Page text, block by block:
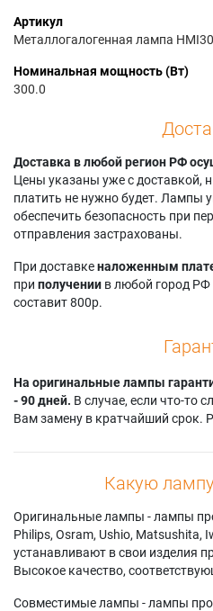
Артикул
Металлогалогенная лампа
Номинальная мощность (Вт)
300.0
Доставка в любой регион РФ
Цены указаны уже с доставкой,
платить не нужно будет. Лампы
обеспечить безопасность при
отправления застрахованы.
При доставкеналоженным
при получении в любой город РФ
составит 800р.
На оригинальные лампы
- 90 дней. В случае, если что-то
Вам замену в кратчайший срок.
Какую
Оригинальные лампы - лампы
Philips, Osram, Ushio, Matsushita,
устанавливают в свои изделия
Высокое качество,
Совместимые лампы - лампы